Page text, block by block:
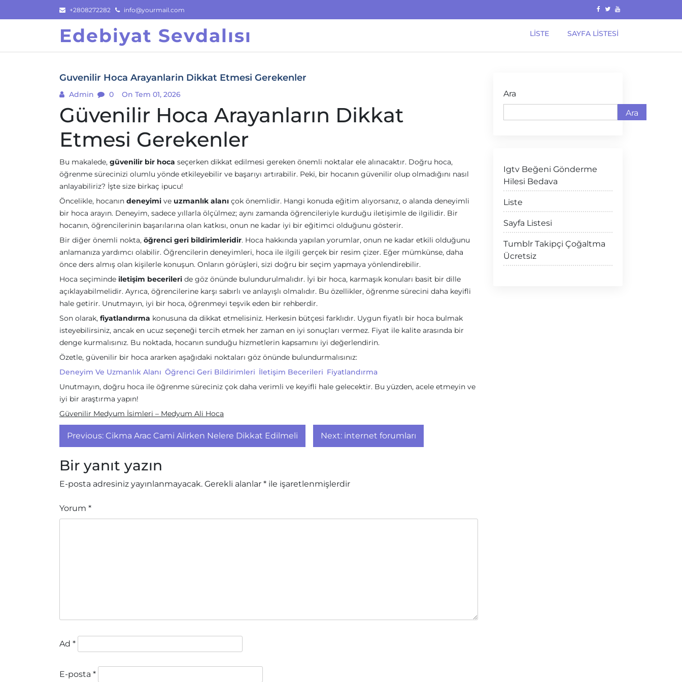
to
+2808272282 info@yourmail.com
Edebiyat Sevdalısı LISTE SAYFA LISTESI
Guvenilir Hoca Arayanlarin Dikkat Etmesi Gerekenler
Admin 0 On Tem 01, 2026
Güvenilir Hoca Arayanların Dikkat
Etmesi Gerekenler
Bu makalede, güvenilir bir hoca seçerken dikkat edilmesi gereken önemli noktalar ele alınacaktır. Doğru hoca,
öğrenme sürecinizi olumlu yönde etkileyebilir ve başarıyı artırabilir. Peki, bir hocanın güvenilir olup olmadığını nasıl
anlayabiliriz? İşte size birkaç ipucu!
Öncelikle, hocanın deneyimi ve uzmanlık alanı çok önemlidir. Hangi konuda eğitim alıyorsanız, o alanda deneyimli
bir hoca arayın. Deneyim, sadece yıllarla ölçülmez; aynı zamanda öğrencileriyle kurduğu iletişimle de ilgilidir. Bir
hocanın, öğrencilerinin başarılarına olan katkısı, onun ne kadar iyi bir eğitimci olduğunu gösterir.
Bir diğer önemli nokta, öğrenci geri bildirimleridir. Hoca hakkında yapılan yorumlar, onun ne kadar etkili olduğunu
anlamanıza yardımcı olabilir. Öğrencilerin deneyimleri, hoca ile ilgili gerçek bir resim çizer. Eğer mümkünse, daha
önce ders almış olan kişilerle konuşun. Onların görüşleri, sizi doğru bir seçim yapmaya yönlendirebilir.
Hoca seçiminde iletişim becerileri de göz önünde bulundurulmalıdır. İyi bir hoca, karmaşık konuları basit bir dille
açıklayabilmelidir. Ayrıca, öğrencilerine karşı sabırlı ve anlayışlı olmalıdır. Bu özellikler, öğrenme sürecini daha keyifli
hale getirir. Unutmayın, iyi bir hoca, öğrenmeyi teşvik eden bir rehberdir.
Son olarak, fiyatlandırma konusuna da dikkat etmelisiniz. Herkesin bütçesi farklıdır. Uygun fiyatlı bir hoca bulmak
isteyebilirsiniz, ancak en ucuz seçeneği tercih etmek her zaman en iyi sonuçları vermez. Fiyat ile kalite arasında bir
denge kurmalısınız. Bu noktada, hocanın sunduğu hizmetlerin kapsamını iyi değerlendirin.
Özetle, güvenilir bir hoca ararken aşağıdaki noktaları göz önünde bulundurmalısınız:
Deneyim Ve Uzmanlık Alanı Öğrenci Geri Bildirimleri İletişim Becerileri Fiyatlandırma
Unutmayın, doğru hoca ile öğrenme süreciniz çok daha verimli ve keyifli hale gelecektir. Bu yüzden, acele etmeyin ve
iyi bir araştırma yapın!
Güvenilir Medyum İsimleri – Medyum Ali Hoca
Yazı
gezinmesi
Previous: Cikma Arac Cami Alirken Nelere Dikkat Edilmeli Next: internet forumları
Bir yanıt yazın
E-posta adresiniz yayınlanmayacak. Gerekli alanlar * ile işaretlenmişlerdir
Yorum *
Ad *
E-posta *
Ara
Ara
Igtv Beğeni Gönderme
Hilesi Bedava
Liste
Sayfa Listesi
Tumblr Takipçi Çoğaltma
Ücretsiz